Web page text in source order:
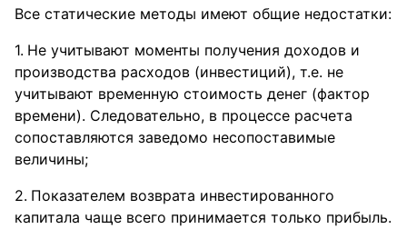
Все статические методы имеют общие недостатки:
Не учитывают моменты получения доходов и
производства расходов (инвестиций), т.е. не
учитывают временную стоимость денег (фактор
времени). Следовательно, в процессе расчета
сопоставляются заведомо несопоставимые
величины;
Показателем возврата инвестированного
капитала чаще всего принимается только прибыль.